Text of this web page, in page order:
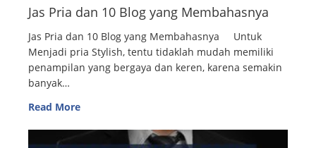
Jas Pria dan 10 Blog yang Membahasnya
Jas Pria dan 10 Blog yang Membahasnya Untuk
Menjadi pria Stylish, tentu tidaklah mudah memiliki
penampilan yang bergaya dan keren, karena semakin
banyak…
Read More